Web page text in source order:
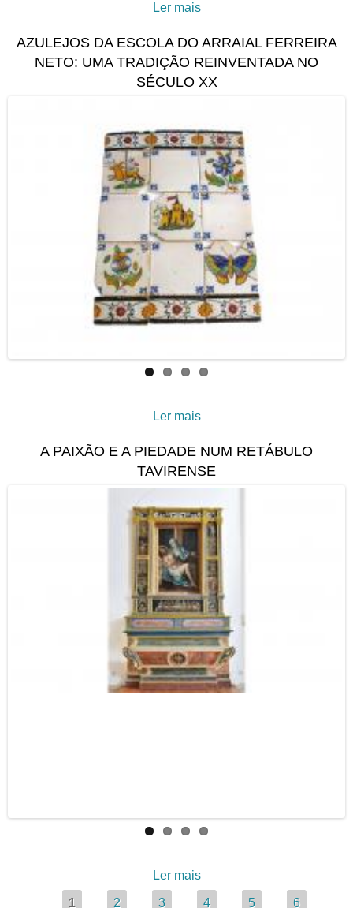
Ler mais
que celebra Camões em
duas pátrias
AZULEJOS DA ESCOLA DO ARRAIAL FERREIRA
NETO: UMA TRADIÇÃO REINVENTADA NO
SÉCULO XX
Ler mais
Neto: Uma Tradição
Reinventada no Século XX
A PAIXÃO E A PIEDADE NUM RETÁBULO
TAVIRENSE
Ler mais
Piedade num retábulo
1 2 3 4 5 6